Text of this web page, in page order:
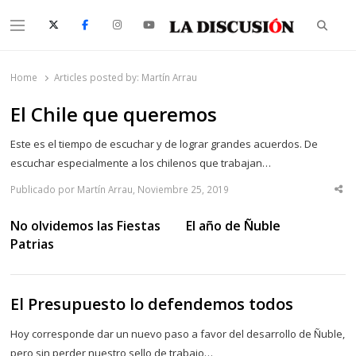
Menu
Home Articles posted by: Martín Arrau
El Chile que queremos
Este es el tiempo de escuchar y de lograr grandes acuerdos. De
escuchar especialmente a los chilenos que trabajan…
Publicado por Martín Arrau, Noviembre 25, 2019
No olvidemos las Fiestas
Patrias
El año de Ñuble
El Presupuesto lo defendemos todos
Hoy corresponde dar un nuevo paso a favor del desarrollo de Ñuble,
pero sin perder nuestro sello de trabajo…